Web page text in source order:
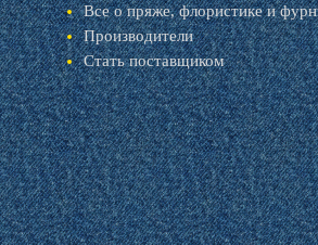
Все о пряже, флористике и
Производители
Стать поставщиком